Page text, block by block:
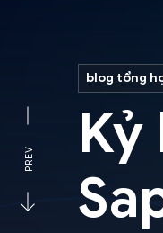
blog tổng
Kỷ
PREV